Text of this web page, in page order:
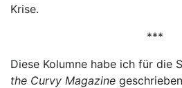
Krise.
***
Diese Kolumne habe ich für die
the Curvy Magazine